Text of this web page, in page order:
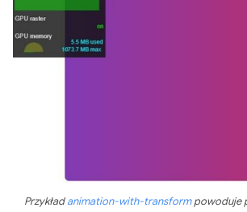
Przykładanimation-with-transformpowoduje